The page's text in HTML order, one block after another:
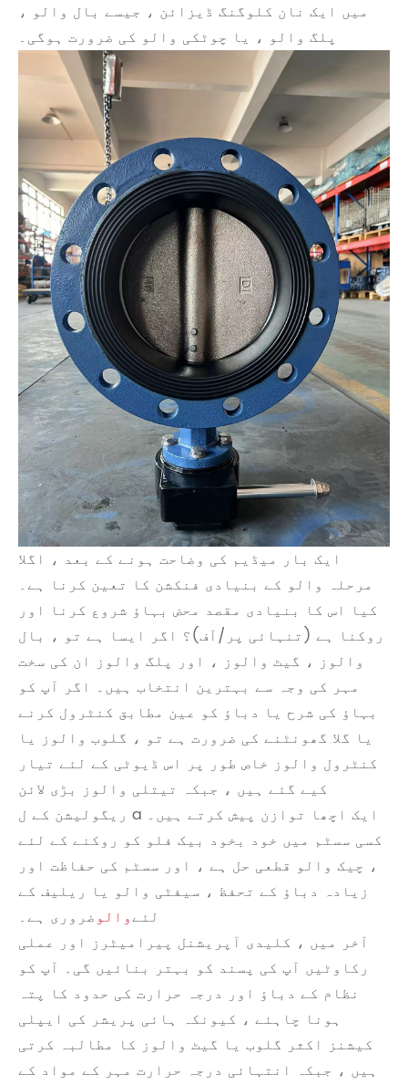
میں ایک نان کلوگنگ ڈیزائن ، جیسے بال والو ،
پلگ والو ، یا چوٹکی والو کی ضرورت ہوگی۔
ایک بار میڈیم کی وضاحت ہونے کے بعد ، اگلا
مرحلہ والو کے بنیادی فنکشن کا تعین کرنا ہے۔
کیا اس کا بنیادی مقصد محض بہاؤ شروع کرنا اور
روکنا ہے (تنہائی پر/آف)؟ اگر ایسا ہے تو ، بال
والوز ، گیٹ والوز ، اور پلگ والوز ان کی سخت
مہر کی وجہ سے بہترین انتخاب ہیں۔ اگر آپ کو
بہاؤ کی شرح یا دباؤ کو عین مطابق کنٹرول کرنے
یا گلا گھونٹنے کی ضرورت ہے تو ، گلوب والوز یا
کنٹرول والوز خاص طور پر اس ڈیوٹی کے لئے تیار
کیے گئے ہیں ، جبکہ تیتلی والوز بڑی لائن
ریگولیشن کے ل a ایک اچھا توازن پیش کرتے ہیں۔
کسی سسٹم میں خود بخود بیک فلو کو روکنے کے لئے
، چیک والو قطعی حل ہے ، اور سسٹم کی حفاظت اور
زیادہ دباؤ کے تحفظ ، سیفٹی والو یا ریلیف کے
لئےوالوضروری ہے۔
آخر میں ، کلیدی آپریشنل پیرامیٹرز اور عملی
رکاوٹیں آپ کی پسند کو بہتر بنائیں گی۔ آپ کو
نظام کے دباؤ اور درجہ حرارت کی حدود کا پتہ
ہونا چاہئے ، کیونکہ ہائی پریشر کی ایپلی
کیشنز اکثر گلوب یا گیٹ والوز کا مطالبہ کرتی
ہیں ، جبکہ انتہائی درجہ حرارت مہر کے مواد کے